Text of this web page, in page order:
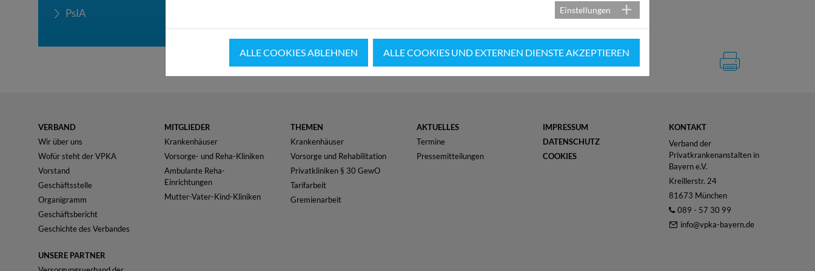
PsIA
VERBAND
Wir über uns
Wofür steht der VPKA
Vorstand
Geschäftsstelle
Organigramm
Geschäftsbericht
Geschichte des Verbandes
MITGLIEDER
Krankenhäuser
Vorsorge- und Reha-Kliniken
Ambulante Reha-
Einrichtungen
Mutter-Vater-Kind-Kliniken
THEMEN
Krankenhäuser
Vorsorge und Rehabilitation
Privatkliniken § 30 GewO
Tarifarbeit
Gremienarbeit
AKTUELLES
Termine
Pressemitteilungen
UNSERE PARTNER
KONTAKT
Verband der
Privatkrankenanstalten in
Bayern e.V.
Kreillerstr. 24
81673 München
089 - 57 30 99
info@vpka-bayern.de
IMPRESSUM
DATENSCHUTZ
COOKIES
Einstellungen
ALLE COOKIES ABLEHNEN ALLE COOKIES UND EXTERNEN DIENSTE AKZEPTIEREN